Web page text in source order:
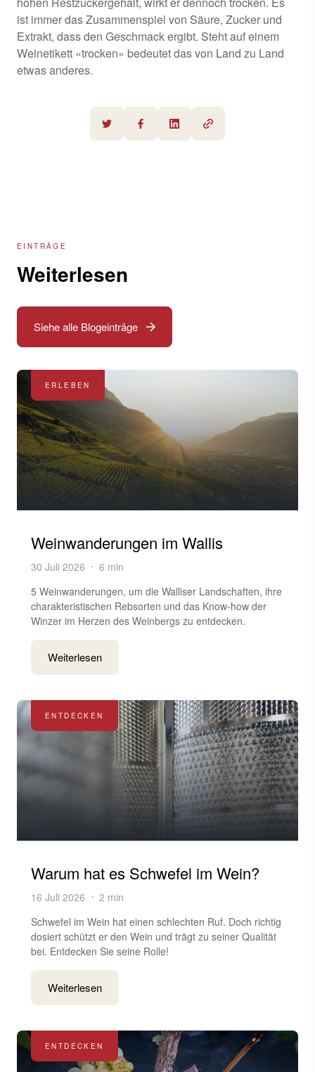
ist immer das Zusammenspiel von Säure, Zucker und
Extrakt, dass den Geschmack ergibt. Steht auf einem
Weinetikett «trocken» bedeutet das von Land zu Land
etwas anderes.
EINTRÄGE
Weiterlesen
Siehe alle Blogeinträge
ERLEBEN
Weinwanderungen im Wallis
30 Juli 2026
6 min
5 Weinwanderungen, um die Walliser Landschaften, ihre
charakteristischen Rebsorten und das Know-how der
Winzer im Herzen des Weinbergs zu entdecken.
Weiterlesen
ENTDECKEN
Warum hat es Schwefel im Wein?
16 Juli 2026
2 min
Schwefel im Wein hat einen schlechten Ruf. Doch richtig
dosiert schützt er den Wein und trägt zu seiner Qualität
bei. Entdecken Sie seine Rolle!
Weiterlesen
ENTDECKEN